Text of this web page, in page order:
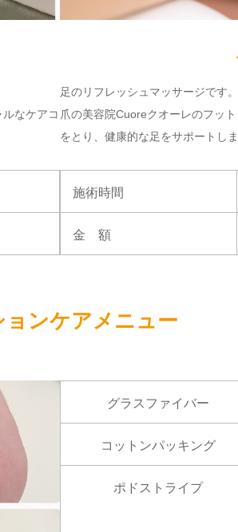
なケアコ
足のリフレッシュマッサージです。
爪の美容院Cuoreクオーレのフッ
をとり、健康的な足をサポートしま
施術時間
金 額
ンケアメニュー
グラスファイバー
コットンパッキング
ポドストライプ